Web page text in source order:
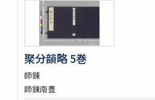
長恨歌 1巻坿傳1巻琵琶行1巻野馬臺詩1巻
一宮巡詣記抜粹 2巻 (存1巻)
花街漫録 2巻
北女閭起原 3巻
日蓮聖人註画畫讃 5巻
をりをりくさ 4巻
増補洞房語園 2巻
聚分韻略 5巻
師錬
師錬南豊